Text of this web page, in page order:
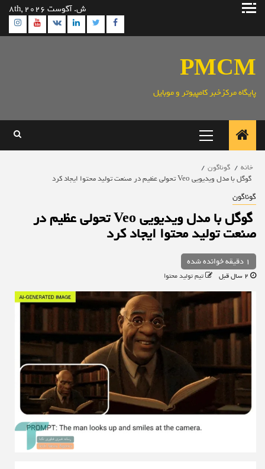
پرش
ش. آگوست 8th, 2026
Facebook
Twitter
Linkedin
VK
PMCM
پایگاه مرکزخبر کامپیوتر و موبایل
اصلی
خانه
گوناگون
گوگل با مدل ویدیویی Veo تحولی عظیم در صنعت تولید محتوا ایجاد کرد
گوناگون
گوگل با مدل ویدیویی Veo تحولی عظیم در
صنعت تولید محتوا ایجاد کرد
1 دقیقه خوانده شده
تیم تولید محتوا